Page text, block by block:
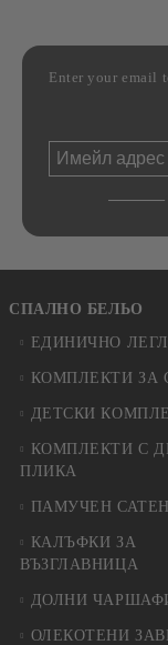
Enter your
СПАЛНО БЕЛЬО
ЕДИНИЧНО
КОМПЛЕКТИ ЗА
ДЕТСКИ
КОМПЛЕКТИ С
ПЛИКА
ПАМУЧЕН САТЕН
КАЛЪФКИ ЗА
ВЪЗГЛАВНИЦА
ДОЛНИ
ОЛЕКОТЕНИ